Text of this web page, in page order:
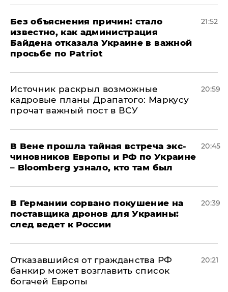
Без объяснения причин: стало
известно, как администрация
Байдена отказала Украине в важной
просьбе по Patriot
21:52
​Источник раскрыл возможные
кадровые планы Драпатого: Маркусу
прочат важный пост в ВСУ
20:59
В Вене прошла тайная встреча экс-
чиновников Европы и РФ по Украине
– Bloomberg узнало, кто там был
20:45
​В Германии сорвано покушение на
поставщика дронов для Украины:
след ведет к России
20:39
Отказавшийся от гражданства РФ
банкир может возглавить список
богачей Европы
20:21